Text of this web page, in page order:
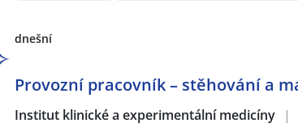
dnešní
Provozní pracovník – stěhování a
Institut klinické a experimentální medicíny |